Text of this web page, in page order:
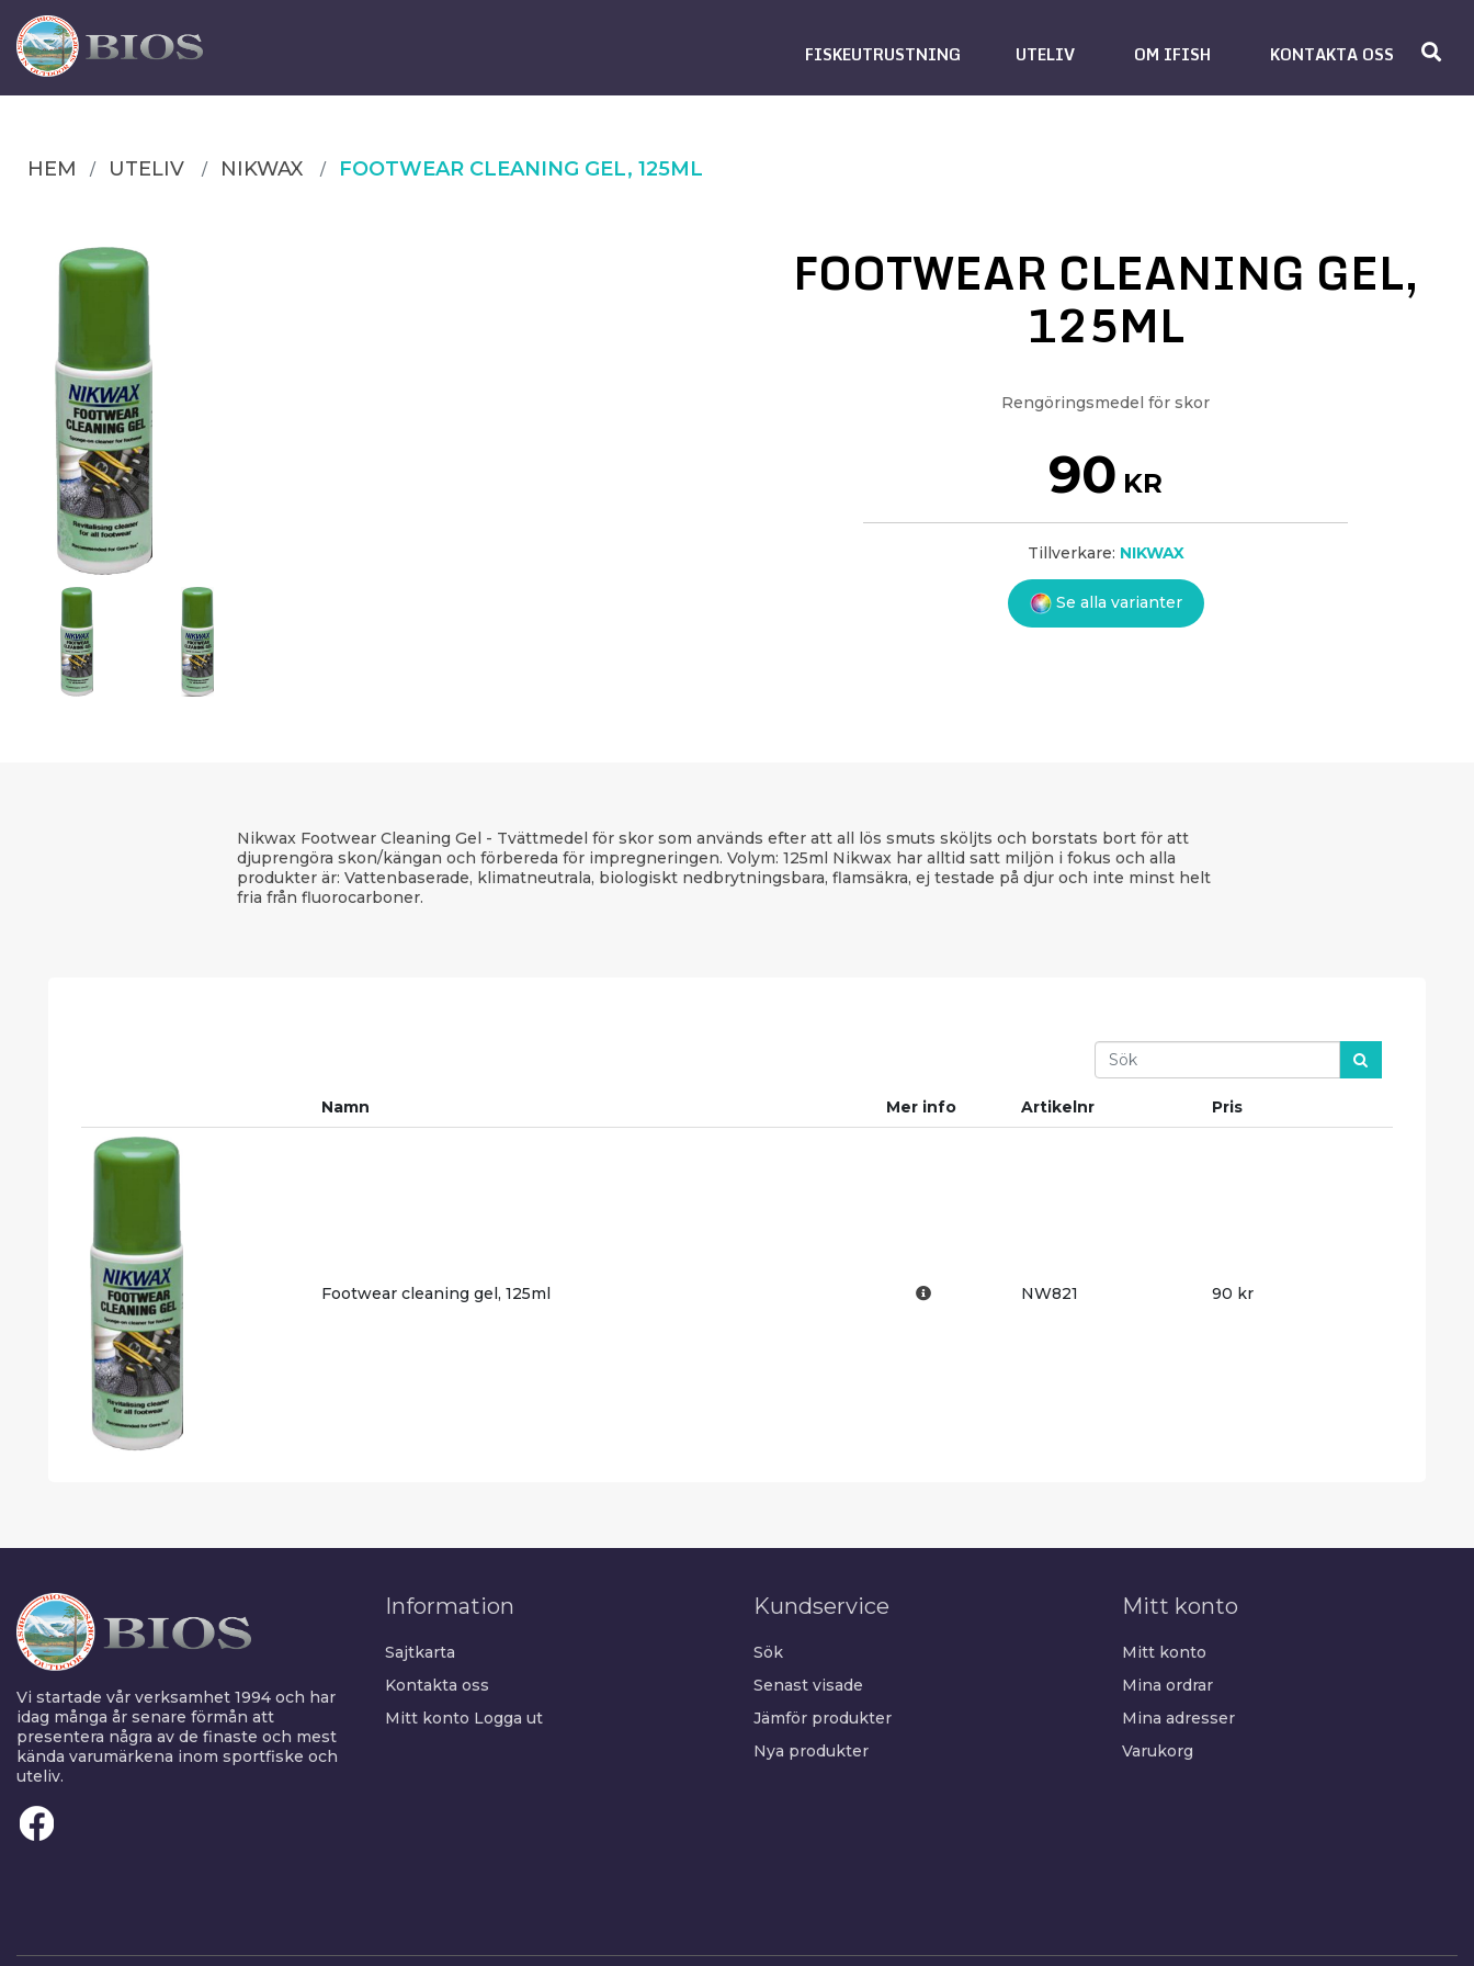
FISKEUTRUSTNING UTELIV OM IFISH KONTAKTA OSS
HEM UTELIV NIKWAX FOOTWEAR CLEANING GEL, 125ML
FOOTWEAR CLEANING GEL,
125ML
Rengöringsmedel för skor
90 KR
Tillverkare: NIKWAX
Se alla varianter
Nikwax Footwear Cleaning Gel - Tvättmedel för skor som används efter att all lös smuts sköljts och borstats bort för att
djuprengöra skon/kängan och förbereda för impregneringen. Volym: 125ml Nikwax har alltid satt miljön i fokus och alla
produkter är: Vattenbaserade, klimatneutrala, biologiskt nedbrytningsbara, flamsäkra, ej testade på djur och inte minst helt
fria från fluorocarboner.
Search
Namn Mer info Artikelnr Pris
Footwear cleaning gel, 125ml NW821 90 kr
Vi startade vår verksamhet 1994 och har
idag många år senare förmån att
presentera några av de finaste och mest
kända varumärkena inom sportfiske och
uteliv.
Information
Sajtkarta
Kontakta oss
Mitt konto Logga ut
Kundservice
Sök
Senast visade
Jämför produkter
Nya produkter
Mitt konto
Mitt konto
Mina ordrar
Mina adresser
Varukorg